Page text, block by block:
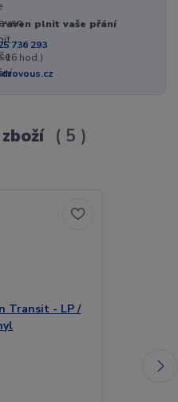
plnit vaše přání
736 293
16 hod.)
5